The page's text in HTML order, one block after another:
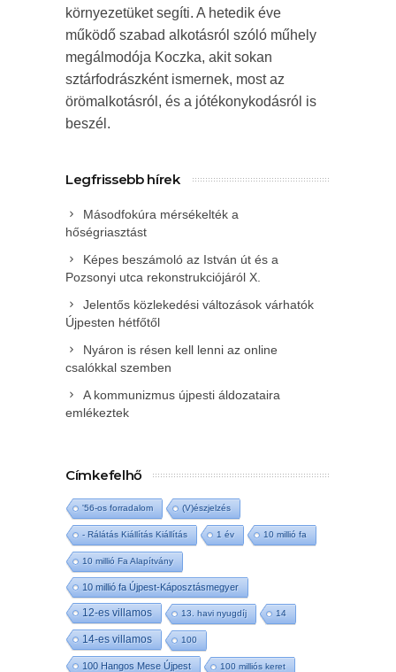
környezetüket segíti. A hetedik éve
működő szabad alkotásról szóló műhely
megálmodója Koczka, akit sokan
sztárfodrászként ismernek, most az
örömalkotásról, és a jótékonykodásról is
beszél.
Legfrissebb hírek
Másodfokúra mérsékelték a
hőségriasztást
Képes beszámoló az István út és a
Pozsonyi utca rekonstrukciójáról X.
Jelentős közlekedési változások várhatók
Újpesten hétfőtől
Nyáron is résen kell lenni az online
csalókkal szemben
A kommunizmus újpesti áldozataira
emlékeztek
Címkefelhő
'56-os forradalom (V)észjelzés
- Rálátás Kiállítás Kiállítás 1 év 10 millió fa
10 millió Fa Alapítvány
10 millió fa Újpest-Káposztásmegyer
12-es villamos 13. havi nyugdíj 14
14-es villamos 100
100 Hangos Mese Újpest 100 milliós keret